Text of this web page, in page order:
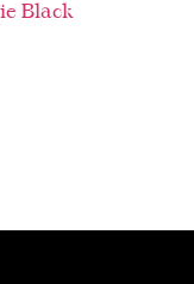
Black